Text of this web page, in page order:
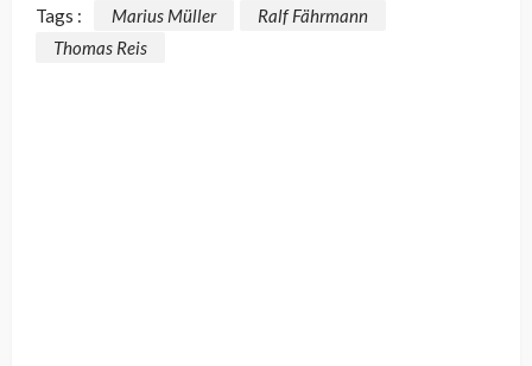
Tags : Marius Müller
Ralf Fährmann
Thomas Reis